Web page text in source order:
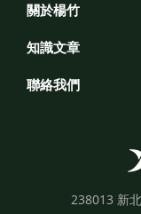
關於楊竹
知識文章
聯絡我們
238013 新